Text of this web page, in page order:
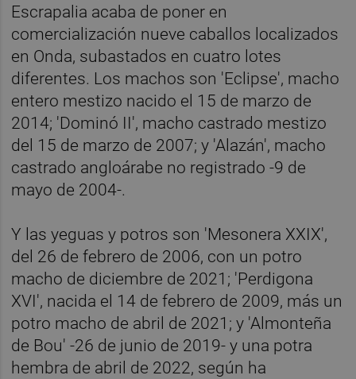
Escrapalia acaba de poner en
comercialización nueve caballos localizados
en Onda, subastados en cuatro lotes
diferentes. Los machos son 'Eclipse', macho
entero mestizo nacido el 15 de marzo de
2014; 'Dominó II', macho castrado mestizo
del 15 de marzo de 2007; y 'Alazán', macho
castrado angloárabe no registrado -9 de
mayo de 2004-.
Y las yeguas y potros son 'Mesonera XXIX',
del 26 de febrero de 2006, con un potro
macho de diciembre de 2021; 'Perdigona
XVI', nacida el 14 de febrero de 2009, más un
potro macho de abril de 2021; y 'Almonteña
de Bou' -26 de junio de 2019- y una potra
hembra de abril de 2022, según ha